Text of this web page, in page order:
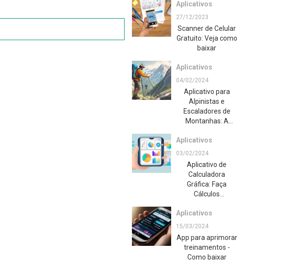
Aplicativos
27/12/2023
Scanner de Celular
Gratuito: Veja como
baixar
Aplicativos
04/02/2024
Aplicativo para
Alpinistas e
Escaladores de
Montanhas: A
Essencial para sua
Próxima Aventura
Aplicativos
03/02/2024
Aplicativo de
Calculadora
Gráfica: Faça
Cálculos
Facilidade
Aplicativos
15/03/2024
App para aprimorar
treinamentos -
Como baixar